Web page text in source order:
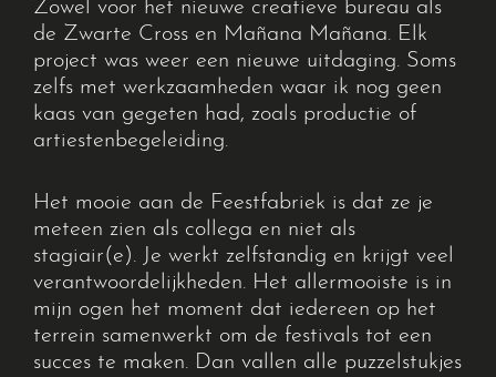
Zowel voor het nieuwe creatieve bureau als
de Zwarte Cross en Mañana Mañana. Elk
project was weer een nieuwe uitdaging. Soms
zelfs met werkzaamheden waar ik nog geen
kaas van gegeten had, zoals productie of
artiestenbegeleiding.
Het mooie aan de Feestfabriek is dat ze je
meteen zien als collega en niet als
stagiair(e). Je werkt zelfstandig en krijgt veel
verantwoordelijkheden. Het allermooiste is in
mijn ogen het moment dat iedereen op het
terrein samenwerkt om de festivals tot een
succes te maken. Dan vallen alle puzzelstukjes